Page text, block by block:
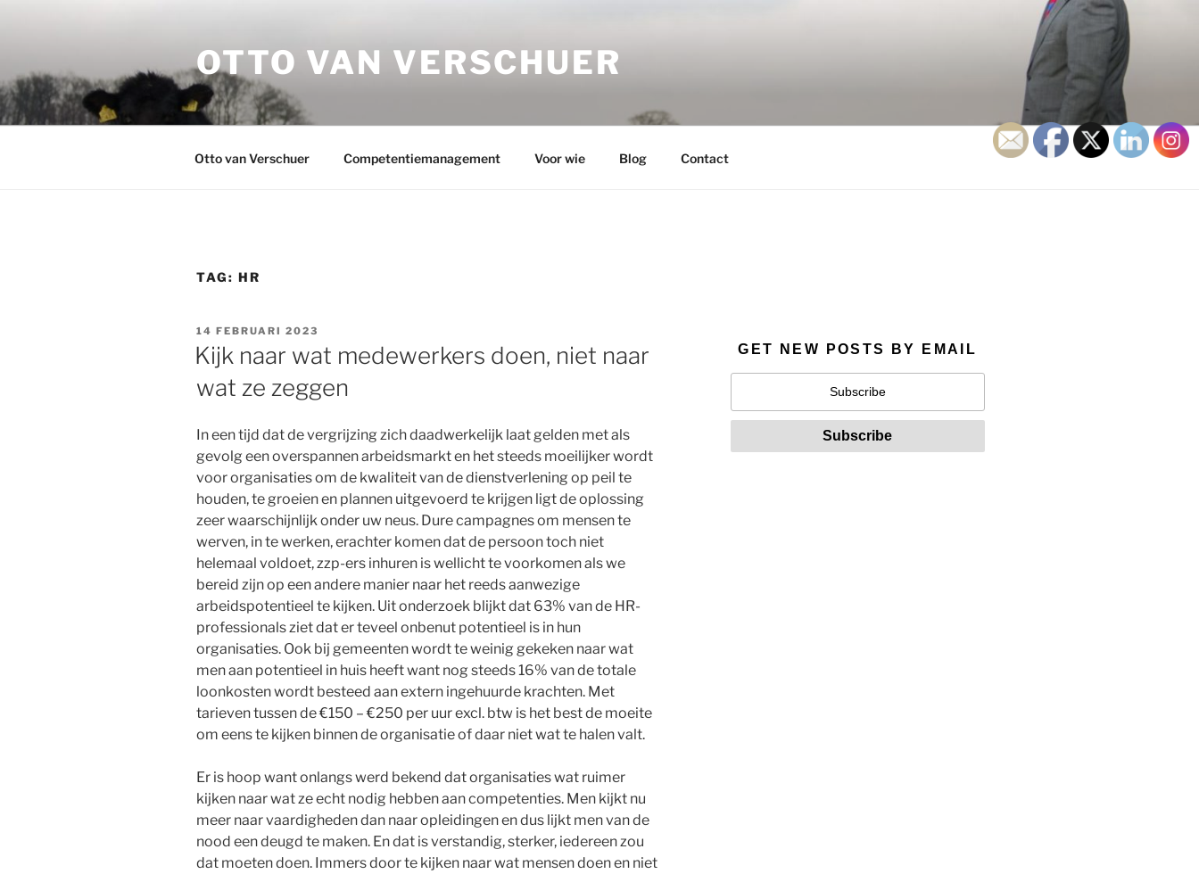
inhoud
OTTO VAN VERSCHUER
Otto van Verschuer Competentiemanagement Voor wie Blog Contact
TAG: HR
GEPLAATST
OP
14 FEBRUARI 2023
Kijk naar wat medewerkers doen, niet naar
wat ze zeggen
In een tijd dat de vergrijzing zich daadwerkelijk laat gelden met als
gevolg een overspannen arbeidsmarkt en het steeds moeilijker wordt
voor organisaties om de kwaliteit van de dienstverlening op peil te
houden, te groeien en plannen uitgevoerd te krijgen ligt de oplossing
zeer waarschijnlijk onder uw neus. Dure campagnes om mensen te
werven, in te werken, erachter komen dat de persoon toch niet
helemaal voldoet, zzp-ers inhuren is wellicht te voorkomen als we
bereid zijn op een andere manier naar het reeds aanwezige
arbeidspotentieel te kijken. Uit onderzoek blijkt dat 63% van de HR-
professionals ziet dat er teveel onbenut potentieel is in hun
organisaties. Ook bij gemeenten wordt te weinig gekeken naar wat
men aan potentieel in huis heeft want nog steeds 16% van de totale
loonkosten wordt besteed aan extern ingehuurde krachten. Met
tarieven tussen de €150 – €250 per uur excl. btw is het best de moeite
om eens te kijken binnen de organisatie of daar niet wat te halen valt.
Er is hoop want onlangs werd bekend dat organisaties wat ruimer
kijken naar wat ze echt nodig hebben aan competenties. Men kijkt nu
meer naar vaardigheden dan naar opleidingen en dus lijkt men van de
nood een deugd te maken. En dat is verstandig, sterker, iedereen zou
dat moeten doen. Immers door te kijken naar wat mensen doen en niet
GET NEW POSTS BY EMAIL